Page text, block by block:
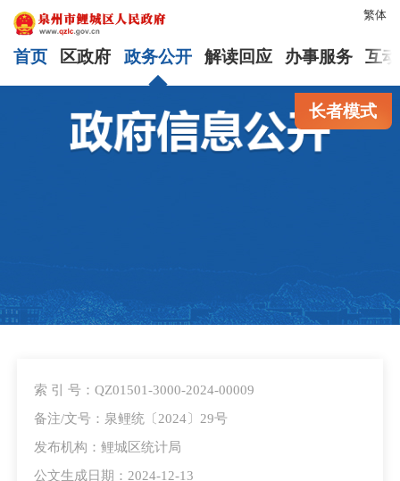
繁体
首页 区政府 政务公开 解读回应 办事服务 互
长者模式
索 引 号：QZ01501-3000-2024-00009
备注/文号：泉鲤统〔2024〕29号
发布机构：鲤城区统计局
公文生成日期：2024-12-13